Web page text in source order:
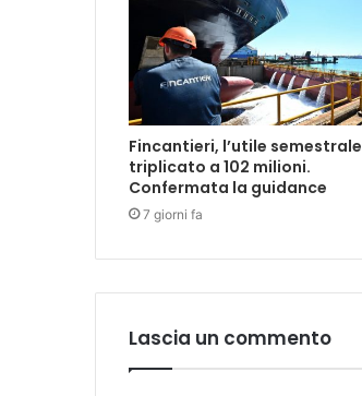
Fincantieri, l’utile semestrale
triplicato a 102 milioni.
Confermata la guidance
7 giorni fa
Lascia un commento